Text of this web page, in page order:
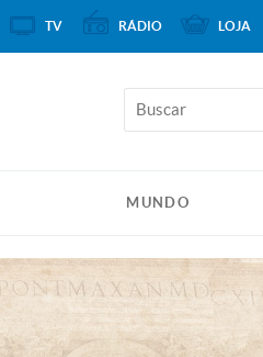
MUNDO
TV RÁDIO LOJA